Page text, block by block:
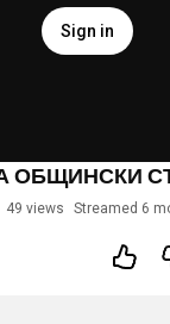
Sign in
49 views Streamed 6